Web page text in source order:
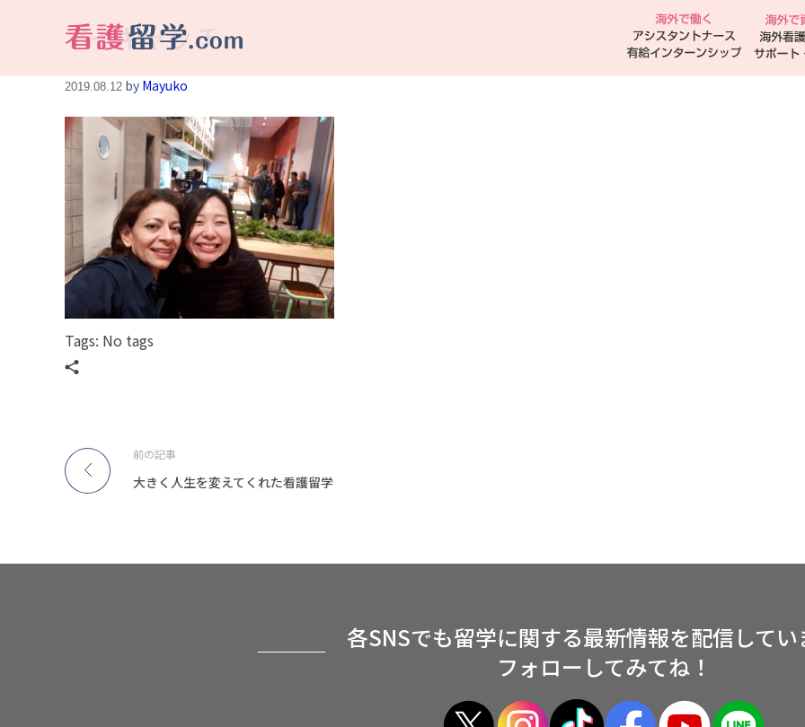
看護留学.com
World Avenueは海外就職、 永住を目指す看護留学をサポートします !
アイキャッチ
2019.08.12 by Mayuko
Tags: No tags
前の記事
大きく人生を変えてくれた看護留学
各SNSでも留学に関する最新情報を配信してい
フォローしてみてね！